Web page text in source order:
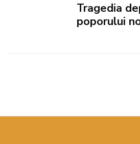
Tragedia
poporului